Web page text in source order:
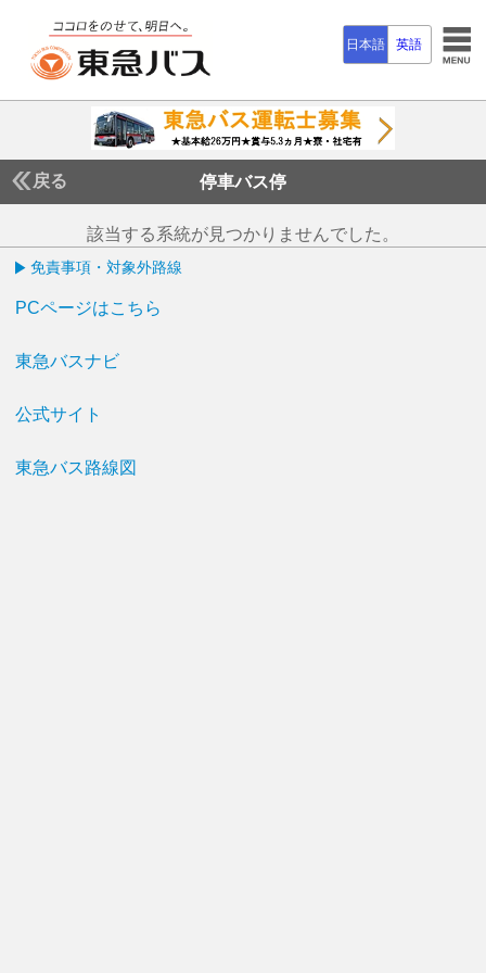
日本語 英語
戻る 停車バス停
該当する系統が見つかりませんでした。
免責事項・対象外路線
PCページはこちら
東急バスナビ
公式サイト
東急バス路線図